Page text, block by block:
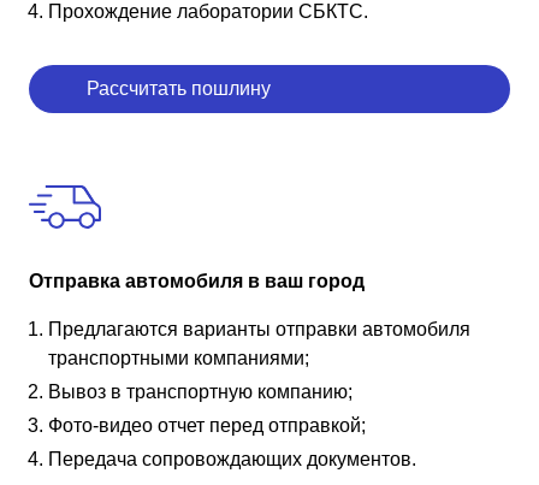
Прохождение лаборатории СБКТС.
Рассчитать пошлину
Отправка автомобиля в ваш город
Предлагаются варианты отправки автомобиля
транспортными компаниями;
Вывоз в транспортную компанию;
Фото-видео отчет перед отправкой;
Передача сопровождающих документов.